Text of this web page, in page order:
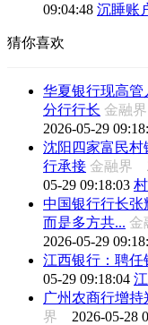
09:04:48 沉睡账
猜你喜欢
华夏银行现高管
分行行长 金融
2026-05-29
沈阳四家富民村
行承接 金融界
05-29 09:18:03
中国银行行长张
而是多方共...
2026-05-29
江西银行：聘任
05-29 09:18:04
广州农商行增
界 2026-05-28